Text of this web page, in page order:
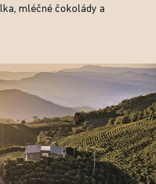
mléčné čokolády a